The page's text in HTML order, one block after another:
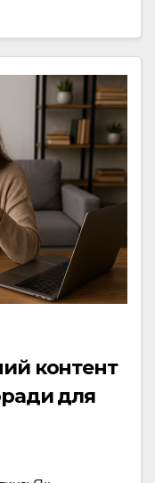
контент
для